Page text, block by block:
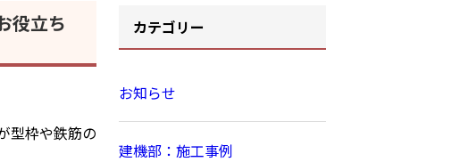
役立ち
型枠や鉄筋の
カテゴリー
お知らせ
建機部：施工事例